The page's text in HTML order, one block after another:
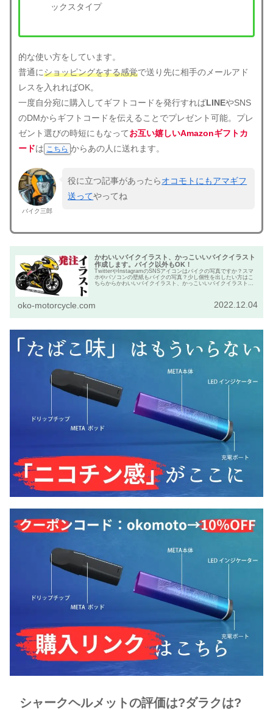
ックスタイプ
的な使い方をしています。
普通にショッピングをする感覚で送り先に相手のメールアド
レスを入れればOK。
一度自分宛に購入してギフトコードを発行すればLINEやSNS
のDMからギフトコードを伝えることでプレゼント可能。プレ
ゼント選びの時短にもなってお互い嬉しいAmazonギフトカ
ードは こちら からあの人に送れます。
バイク三郎
役に立つ記事があったらオコモトにもアマギフ
送ってやってね
かわいいバイクイラスト、かっこいいバイクイラスト
作成します。バイク以外もOK！
TwitterやInstagramのSNSアイコンはバイクの写真ですか？スマ
ホやパソコンの壁紙もバイクの写真？少し個性を出したい方はこ
ちらからかわいいバイクイラスト、かっこいいバイクイラストを
oko-motorcycle.com 2022.12.04
シャークヘルメットの評価は?ダラクは?